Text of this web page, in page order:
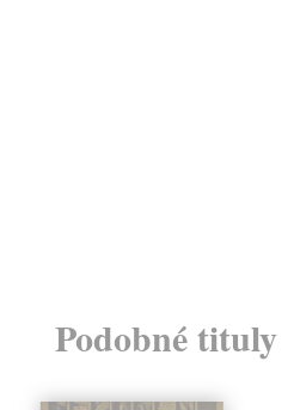
Podobné tituly